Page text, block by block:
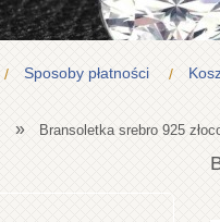
Sposoby płatności
» Bransoletka srebro 925